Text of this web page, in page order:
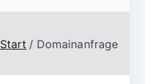
Start Domainanfrage